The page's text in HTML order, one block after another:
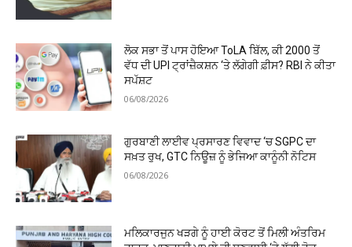
ਲੋਕ ਸਭਾ ਤੋਂ ਪਾਸ ਹੋਇਆ ToLA ਬਿੱਲ, ਕੀ ₹2000 ਤੋਂ
ਵੱਧ ਦੀ UPI ਟ੍ਰਾਂਜ਼ੈਕਸ਼ਨ ‘ਤੇ ਲੱਗੇਗੀ ਫ਼ੀਸ? RBI ਨੇ ਕੀਤਾ
ਸਪੱਸ਼ਟ
06/08/2026
ਗੁਰਬਾਣੀ ਲਾਈਵ ਪ੍ਰਸਾਰਣ ਵਿਵਾਦ ‘ਚ SGPC ਦਾ
ਸਖ਼ਤ ਰੁਖ, GTC ਨਿਊਜ਼ ਨੂੰ ਭੇਜਿਆ ਕਾਨੂੰਨੀ ਨੋਟਿਸ
06/08/2026
ਮਲਿਕਾਰਜੁਨ ਖੜਗੇ ਨੂੰ ਹਾਈ ਕੋਰਟ ਤੋਂ ਮਿਲੀ ਅੰਤਰਿਮ